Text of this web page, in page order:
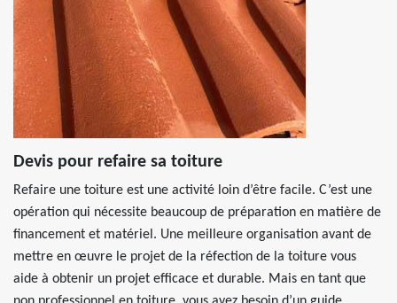
Devis pour refaire sa toiture
Refaire une toiture est une activité loin d’être facile. C’est une
opération qui nécessite beaucoup de préparation en matière de
financement et matériel. Une meilleure organisation avant de
mettre en œuvre le projet de la réfection de la toiture vous
aide à obtenir un projet efficace et durable. Mais en tant que